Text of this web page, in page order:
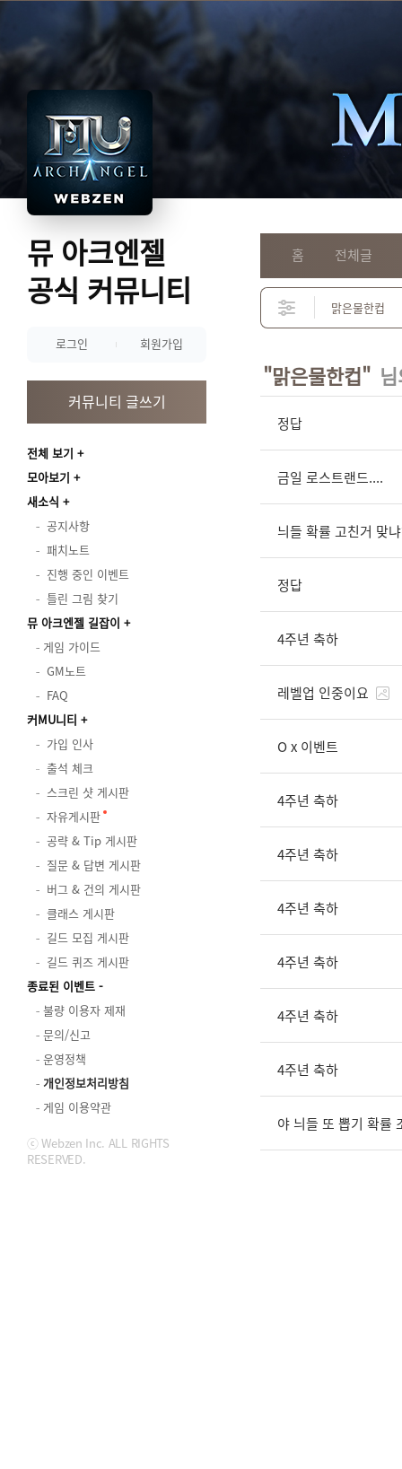
뮤 아크엔젤
공식 커뮤니티
로그인 회원가입
커뮤니티 글쓰기
전체 보기
모아보기
새소식
공지사항
패치노트
진행 중인 이벤트
틀린 그림 찾기
뮤 아크엔젤 길잡이
게임 가이드
GM노트
FAQ
커MU니티
가입 인사
출석 체크
스크린 샷 게시판
자유게시판
공략 & Tip 게시판
질문 & 답변 게시판
버그 & 건의 게시판
클래스 게시판
길드 모집 게시판
길드 퀴즈 게시판
종료된 이벤트
불량 이용자 제재
문의/신고
운영정책
개인정보처리방침
게임 이용약관
ⓒ Webzen Inc. ALL RIGHTS
RESERVED.
홈 전체글
"맑은물한컵"
정답
금일 로스트랜드....
늬들 확률 고친거 맞
정답
4주년 축하
레벨업 인중이요
O x 이벤트
4주년 축하
4주년 축하
4주년 축하
4주년 축하
4주년 축하
4주년 축하
야 늬들 또 뽑기 확률